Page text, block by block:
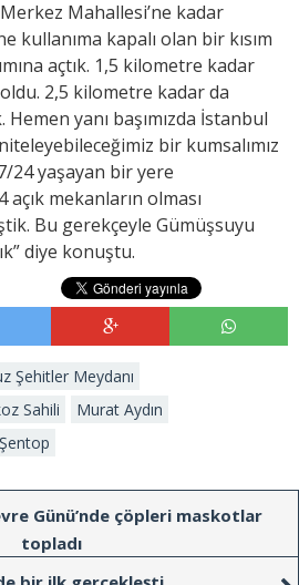
Mahallesi’ne kadar
kullanıma kapalı olan bir kısım
açtık. 1,5 kilometre kadar
2,5 kilometre kadar da
yanı başımızda İstanbul
bir kumsalımız
24 yaşayan bir yere
mekanların olması
Bu gerekçeyle Gümüşsuyu
diye konuştu.
Şehitler Meydanı
Sahili
Murat Aydın
Günü’nde çöpleri maskotlar
topladı